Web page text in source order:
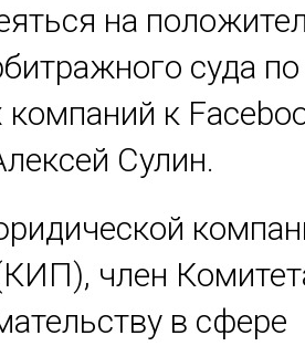
на
суда
компаний к
Сулин.
член
в сфере